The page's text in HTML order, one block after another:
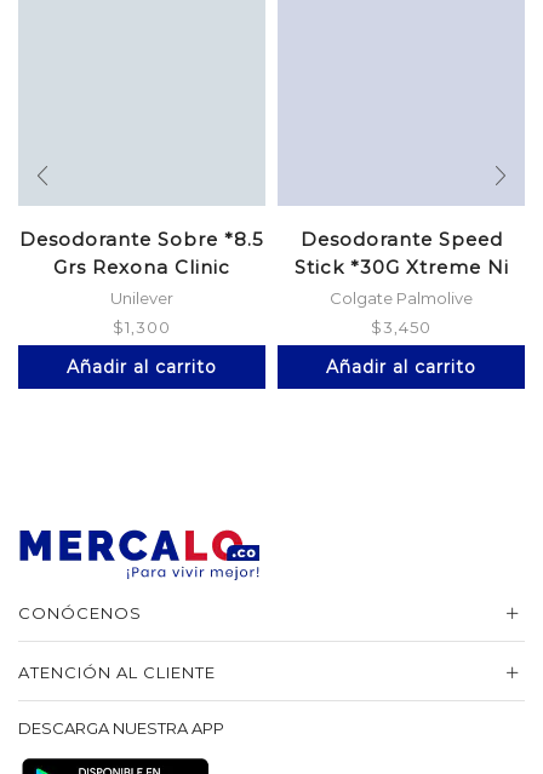
Desodorante Sobre *8.5
Grs Rexona Clinic
Unilever
$1,300
Añadir al carrito
Desodorante Speed
Stick *30G Xtreme Ni
Colgate Palmolive
$3,450
Añadir al carrito
CONÓCENOS
ATENCIÓN AL CLIENTE
DESCARGA NUESTRA APP